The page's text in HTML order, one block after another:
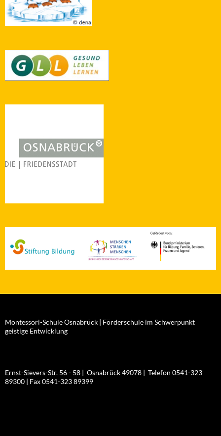
Montessori-Schule Osnabrück | Förderschule im Schwerpunkt
geistige Entwicklung
Ernst-Sievers-Str. 56 - 58 | Osnabrück 49078 | Telefon 0541-323
89300 | Fax 0541-323 89399